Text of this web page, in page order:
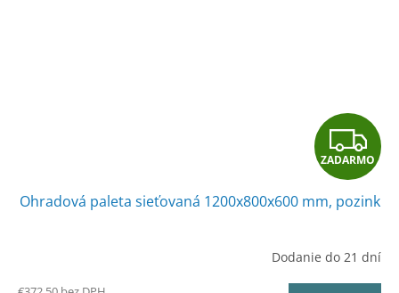
Z
A
D
A
ZADARMO
Ohradová paleta sieťovaná 1200x800x600 mm, pozink
Dodanie do 21 dní